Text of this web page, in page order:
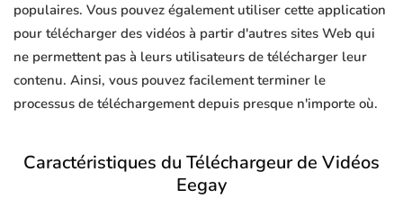
populaires. Vous pouvez également utiliser cette application
pour télécharger des vidéos à partir d'autres sites Web qui
ne permettent pas à leurs utilisateurs de télécharger leur
contenu. Ainsi, vous pouvez facilement terminer le
processus de téléchargement depuis presque n'importe où.
Caractéristiques du Téléchargeur de Vidéos
Eegay